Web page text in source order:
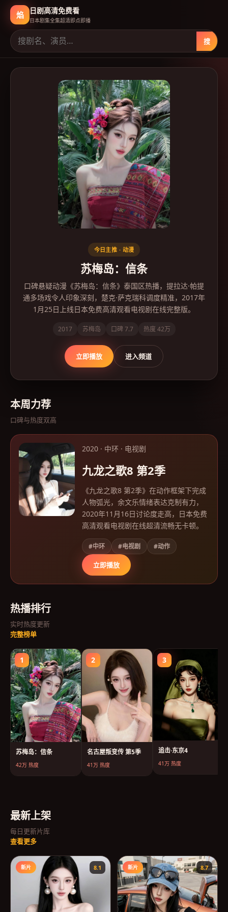
焰 日剧高清免费看
日本剧集全集超清即点即播
搜
日剧高清免费看-日本免费高
今日主推 · 动漫
苏梅岛：信条
口碑悬疑动漫《苏梅岛：信条》泰国区热播，提拉达·帕提
通多场戏令人印象深刻，楚克·萨克瑞科调度精准，2017年
1月25日上线日本免费高清观看电视剧在线完整版。
2017 苏梅岛 口碑7.7 热度 42万
立即播放 进入频道
本周力荐
口碑与热度双高
2020 · 中环 · 电视剧
九龙之歌8 第2季
《九龙之歌8 第2季》在动作框架下完成
人物弧光，余文乐情绪表达克制有力，
2020年11月16日讨论度走高，日本免费
高清观看电视剧在线超清流畅无卡顿。
#中环 #电视剧 #动作
立即播放
热播排行
实时热度更新
完整榜单
1
苏梅岛：信条
42万 热度
2
名古屋叛变传 第5季
41万 热度
3
追击·东京4
41万 热度
最新上架
每日更新片库
查看更多
新片 8.1 新片 8.7